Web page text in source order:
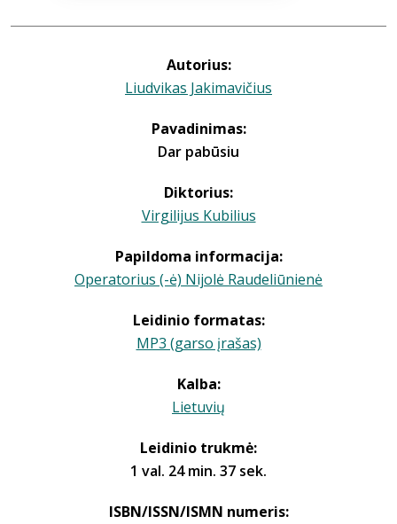
Autorius:
Liudvikas Jakimavičius
Pavadinimas:
Dar pabūsiu
Diktorius:
Virgilijus Kubilius
Papildoma informacija:
Operatorius (-ė) Nijolė Raudeliūnienė
Leidinio formatas:
MP3 (garso įrašas)
Kalba:
Lietuvių
Leidinio trukmė:
1 val. 24 min. 37 sek.
ISBN/ISSN/ISMN numeris: